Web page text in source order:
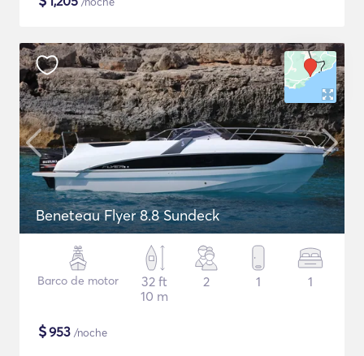
Beneteau Flyer 8.8 Sundeck
Barco de motor
32 ft
10 m
2 1 1
$953 /noche